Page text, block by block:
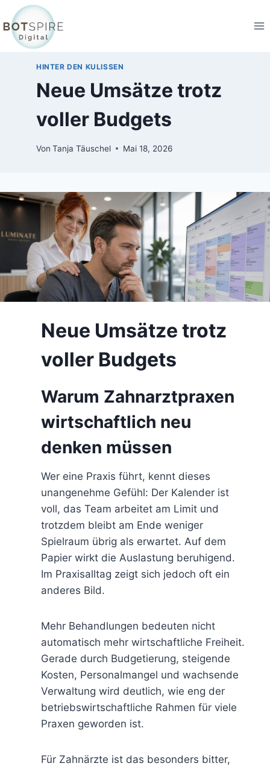
HINTER DEN KULISSEN
Neue Umsätze trotz
voller Budgets
Von Tanja Täuschel Mai 18, 2026
Neue Umsätze trotz
voller Budgets
Warum Zahnarztpraxen
wirtschaftlich neu
denken müssen
Wer eine Praxis führt, kennt dieses
unangenehme Gefühl: Der Kalender ist
voll, das Team arbeitet am Limit und
trotzdem bleibt am Ende weniger
Spielraum übrig als erwartet. Auf dem
Papier wirkt die Auslastung beruhigend.
Im Praxisalltag zeigt sich jedoch oft ein
anderes Bild.
Mehr Behandlungen bedeuten nicht
automatisch mehr wirtschaftliche Freiheit.
Gerade durch Budgetierung, steigende
Kosten, Personalmangel und wachsende
Verwaltung wird deutlich, wie eng der
betriebswirtschaftliche Rahmen für viele
Praxen geworden ist.
Für Zahnärzte ist das besonders bitter,